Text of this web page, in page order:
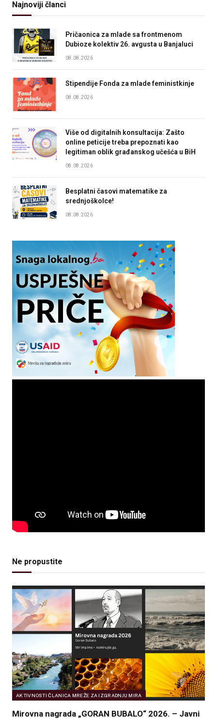
Najnoviji članci
Pričaonica za mlade sa frontmenom
Dubioze kolektiv 26. avgusta u Banjaluci
08.08.2026
Stipendije Fonda za mlade feministkinje
08.08.2026
Više od digitalnih konsultacija: Zašto
online peticije treba prepoznati kao
legitiman oblik građanskog učešća u BiH
08.08.2026
Besplatni časovi matematike za
srednjoškolce!
08.08.2026
Ne propustite
AKTIVNOSTI ČLANICA MREŽE ZA IZGRADNJU MIRA
Mirovna nagrada „GORAN BUBALO“ 2026. – Javni